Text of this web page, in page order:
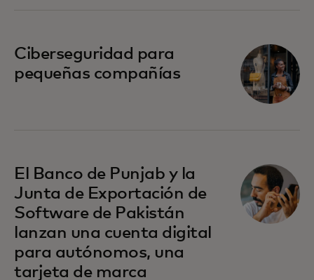
Ciberseguridad para
pequeñas compañías
se abre en una pestaña nueva
El Banco de Punjab y la
Junta de Exportación de
Software de Pakistán
lanzan una cuenta digital
para autónomos, una
tarjeta de marca
se abre en una pestaña nueva